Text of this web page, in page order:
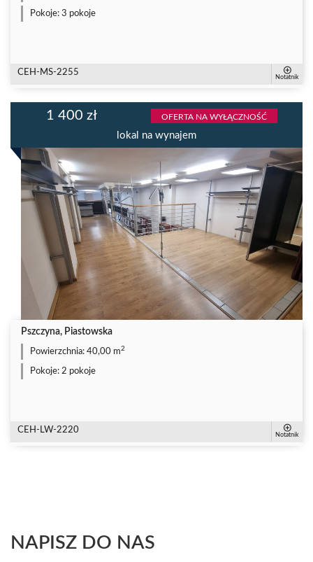
Pokoje: 3 pokoje
CEH-MS-2255 Notatnik
1 400 zł OFERTA NA WYŁĄCZNOŚĆ
lokal na wynajem
Pszczyna, Piastowska
Powierzchnia: 40,00 m2
Pokoje: 2 pokoje
CEH-LW-2220 Notatnik
NAPISZ DO NAS